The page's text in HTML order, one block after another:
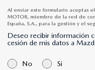
Al enviar este formulario aceptas
MOTOR, miembro de la red de
España, S.A., para la gestión y el
Deseo recibir información
cesión de mis datos a
No Si